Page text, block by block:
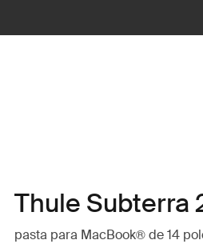
Thule Subterra
pasta para MacBook® de 14